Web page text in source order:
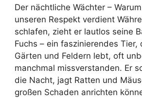
Der nächtliche Wächter –
unseren Respekt verdient
schlafen, zieht er lautlos seine
Fuchs – ein faszinierendes Tier,
Gärten und Feldern lebt, oft
manchmal missverstanden. Er
die Nacht, jagt Ratten und
großen Schaden anrichten